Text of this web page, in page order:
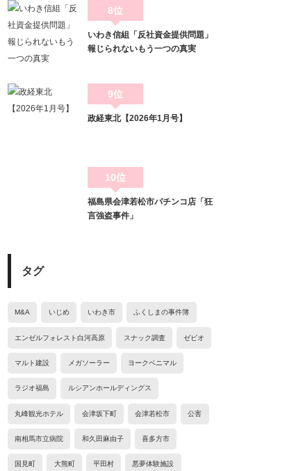
8位
いわき信組「反社資金提供問題」
報じられないもう一つの真実
9位
政経東北【2026年1月号】
10位
福島県会津若松市パチンコ店「狂
言強盗事件」
タグ
M&A いじめ いわき市 ふくしまの事件簿
エンゼルフォレスト白河高原 スナック調査 ゼビオ
マルト建設 メガソーラー ヨークベニマル
ラジオ福島 ルシアンホールディングス
丸峰観光ホテル 会津坂下町 会津若松市 公害
南相馬市立病院 和久田麻由子 喜多方市
国見町 大熊町 平田村 悪夢体験施設